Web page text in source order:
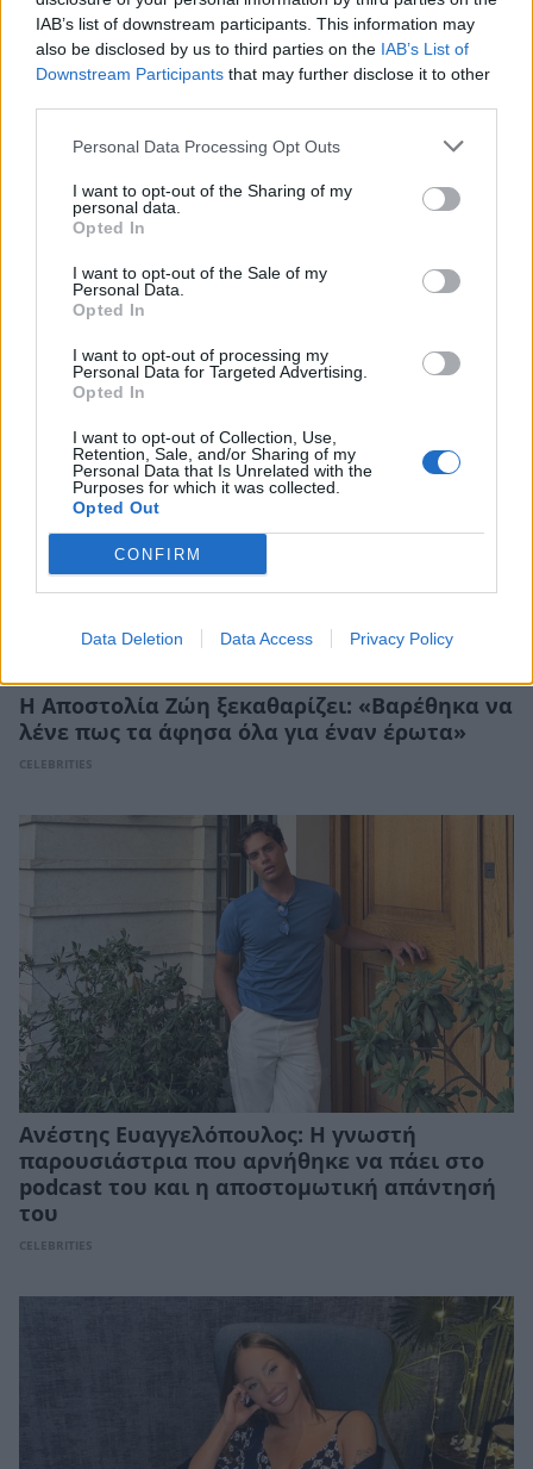
IAB’s list of downstream participants. This information may
also be disclosed by us to third parties on the IAB’s List of
Downstream Participants that may further disclose it to other
Personal Data Processing Opt Outs
I want to opt-out of the Sharing of my
personal data.
Opted In
I want to opt-out of the Sale of my
Personal Data.
Opted In
I want to opt-out of processing my
Personal Data for Targeted Advertising.
Opted In
I want to opt-out of Collection, Use,
Retention, Sale, and/or Sharing of my
Personal Data that Is Unrelated with the
Purposes for which it was collected.
Opted Out
CONFIRM
Data Deletion Data Access Privacy Policy
Ευρυδίκη Βαλαβάνη: Οικογενειακές στιγμές
και τον γιο τους – «Αυτή είναι η πραγματική
πολυτέλεια»
Η Αποστολία Ζώη ξεκαθαρίζει: «Βαρέθηκα να
λένε πως τα άφησα όλα για έναν έρωτα»
CELEBRITIES
Ανέστης Ευαγγελόπουλος: Η γνωστή
παρουσιάστρια που αρνήθηκε να πάει στο
podcast του και η αποστομωτική απάντησή
του
CELEBRITIES